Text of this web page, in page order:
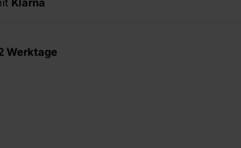
Werktage